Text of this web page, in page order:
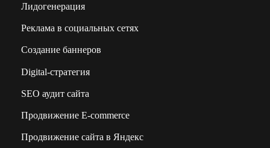
Лидогенерация
Реклама в социальных сетях
Создание баннеров
Digital-стратегия
SEO аудит сайта
Продвижение E-commerce
Продвижение сайта в Яндекс